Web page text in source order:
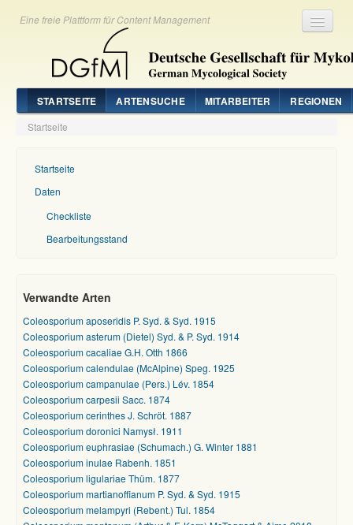
Eine freie Plattform für Content Management
STARTSEITE ARTENSUCHE MITARBEITER REGIONEN
Startseite
Startseite
Daten
Checkliste
Bearbeitungsstand
Verwandte Arten
Coleosporium aposeridis P. Syd. & Syd. 1915
Coleosporium asterum (Dietel) Syd. & P. Syd. 1914
Coleosporium cacaliae G.H. Otth 1866
Coleosporium calendulae (McAlpine) Speg. 1925
Coleosporium campanulae (Pers.) Lév. 1854
Coleosporium carpesii Sacc. 1874
Coleosporium cerinthes J. Schröt. 1887
Coleosporium doronici Namysł. 1911
Coleosporium euphrasiae (Schumach.) G. Winter 1881
Coleosporium inulae Rabenh. 1851
Coleosporium ligulariae Thüm. 1877
Coleosporium martianoffianum P. Syd. & Syd. 1915
Coleosporium melampyri (Rebent.) Tul. 1854